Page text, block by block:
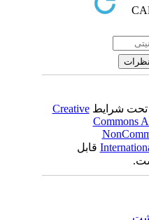
تحت شرایطCreative
قابل